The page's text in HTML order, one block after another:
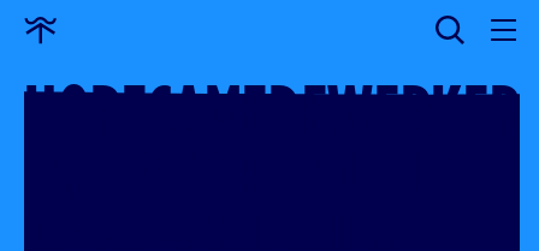
Ga
home
HORECAMEDEWERKER